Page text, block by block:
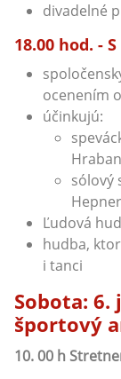
divadelné
18.00 hod. -
ocenením
účinkujú:
sólový
Ľudová
hudba,
i tanci
Sobota: 6.
športový
10. 00 h